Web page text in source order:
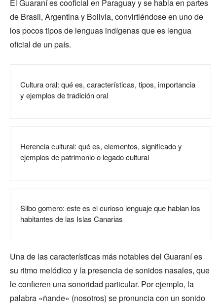
El Guaraní es cooficial en Paraguay y se habla en partes
de Brasil, Argentina y Bolivia, convirtiéndose en uno de
los pocos tipos de lenguas indígenas que es lengua
oficial de un país.
Cultura oral: qué es, características, tipos, importancia
y ejemplos de tradición oral
Herencia cultural: qué es, elementos, significado y
ejemplos de patrimonio o legado cultural
Silbo gomero: este es el curioso lenguaje que hablan los
habitantes de las Islas Canarias
Una de las características más notables del Guaraní es
su ritmo melódico y la presencia de sonidos nasales, que
le confieren una sonoridad particular. Por ejemplo, la
palabra «ñande» (nosotros) se pronuncia con un sonido